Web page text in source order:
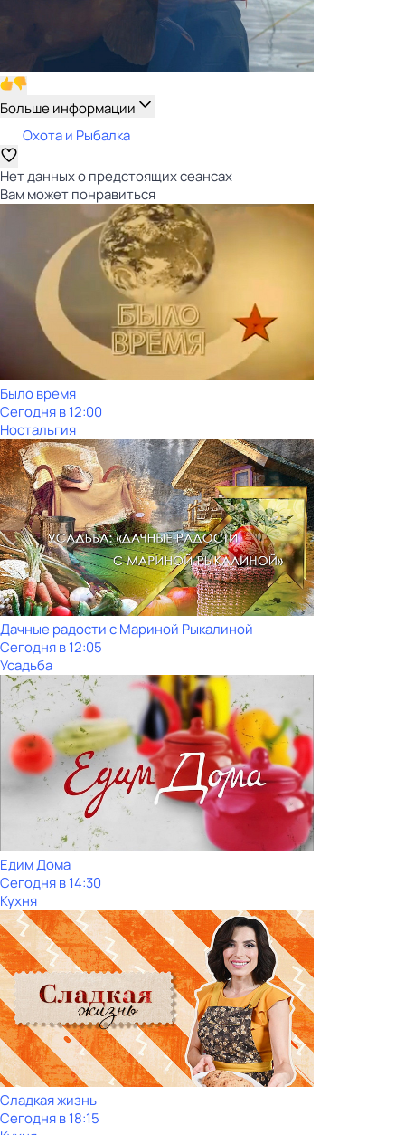
Больше информации
Охота и Рыбалка
Нет данных о предстоящих сеансах
Вам может понравиться
Было время
Сегодня в 12:00
Ностальгия
Дачные радости с Мариной Рыкалиной
Сегодня в 12:05
Усадьба
Едим Дома
Сегодня в 14:30
Кухня
Сладкая жизнь
Сегодня в 18:15